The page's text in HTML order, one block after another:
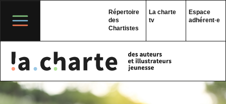
content
Répertoire
des
Chartistes
La charte
tv
Espace
adhérent·e